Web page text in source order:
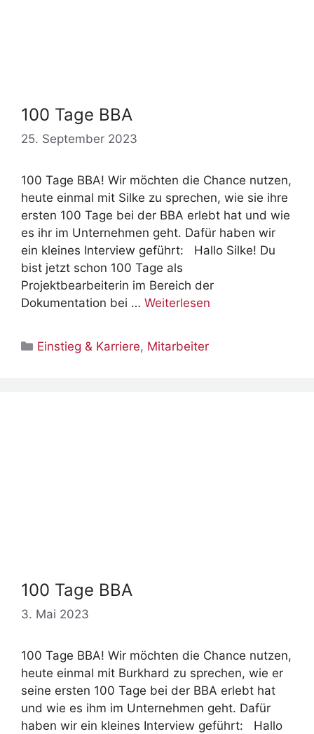
100 Tage BBA
25. September 2023
100 Tage BBA! Wir möchten die Chance nutzen,
heute einmal mit Silke zu sprechen, wie sie ihre
ersten 100 Tage bei der BBA erlebt hat und wie
es ihr im Unternehmen geht. Dafür haben wir
ein kleines Interview geführt: Hallo Silke! Du
bist jetzt schon 100 Tage als
Projektbearbeiterin im Bereich der
Dokumentation bei … Weiterlesen
Kategorien
Einstieg & Karriere, Mitarbeiter
100 Tage BBA
3. Mai 2023
100 Tage BBA! Wir möchten die Chance nutzen,
heute einmal mit Burkhard zu sprechen, wie er
seine ersten 100 Tage bei der BBA erlebt hat
und wie es ihm im Unternehmen geht. Dafür
haben wir ein kleines Interview geführt: Hallo